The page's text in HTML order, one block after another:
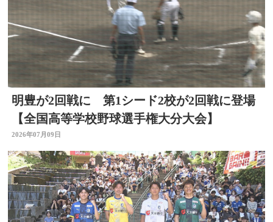
明豊が2回戦に 第1シード2校が2回戦に登場
【全国高等学校野球選手権大分大会】
2026年07月09日